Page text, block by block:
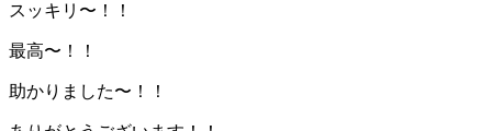
スッキリ〜！！
最高〜！！
助かりました〜！！